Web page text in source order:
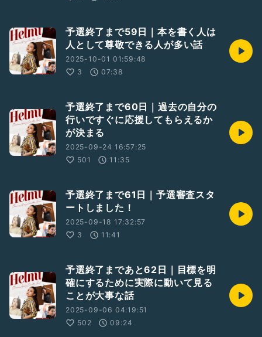
予選終了まで59日｜本を書く人は
人として尊敬できる人が多い話
2025-10-01 01:59:48
3
07:38
予選終了まで60日｜過去の自分の
行いですぐに応援してもらえるか
が決まる
2025-09-24 16:57:25
501
11:35
予選終了まで61日｜予選審査スタ
ートしました！
2025-09-18 17:32:57
3
11:41
予選終了まであと62日｜目標を明
確にするために実際に動いて見る
ことが大事な話
2025-09-06 04:19:51
502
09:24